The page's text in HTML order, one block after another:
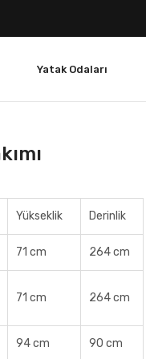
Yatak Odaları
Yükseklik Derinlik
71 cm 264 cm
71 cm 264 cm
94 cm 90 cm